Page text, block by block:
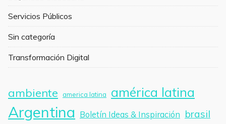
Servicios Públicos
Sin categoría
Transformación Digital
ambiente america latina américa latina
Argentina Boletín Ideas & Inspiración brasil